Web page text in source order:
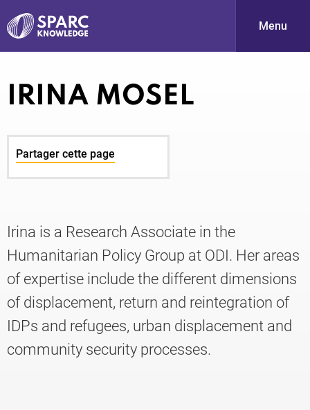
S
Knowledge
Menu
IRINA MOSEL
Partager cette page
Irina is a Research Associate in the
Humanitarian Policy Group at ODI. Her areas
of expertise include the different dimensions
of displacement, return and reintegration of
IDPs and refugees, urban displacement and
community security processes.